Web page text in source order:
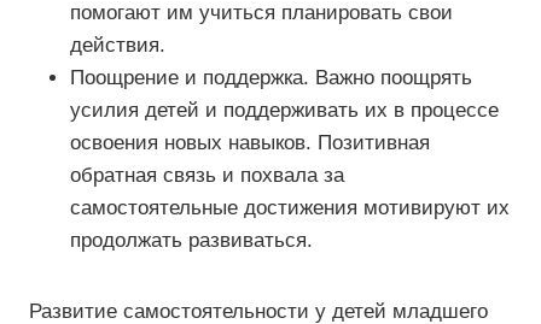
помогают им учиться планировать свои
действия.
Поощрение и поддержка. Важно поощрять
усилия детей и поддерживать их в процессе
освоения новых навыков. Позитивная
обратная связь и похвала за
самостоятельные достижения мотивируют их
продолжать развиваться.
Развитие самостоятельности у детей младшего